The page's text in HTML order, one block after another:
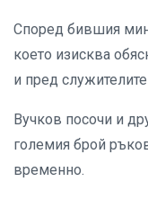
Според бившия
което изисква
и пред
Вучков посочи и
големия брой
временно.